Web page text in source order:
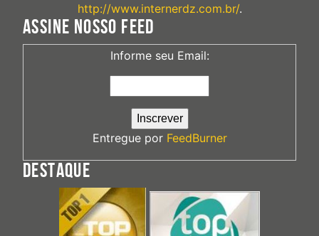
http://www.internerdz.com.br/.
ASSINE NOSSO FEED
Informe seu Email:
Entregue por FeedBurner
DESTAQUE